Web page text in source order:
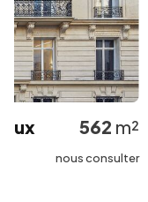
562m²
nous consulter